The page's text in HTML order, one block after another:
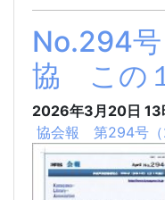
No.294
協 この
2026年3月20日 13
協会報 第294号（